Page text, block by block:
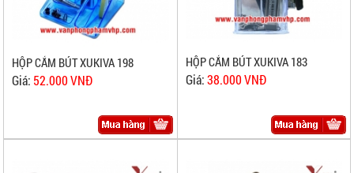
HỘP CẮM BÚT XUKIVA 198
Giá: 52.000 VNĐ
HỘP CẮM BÚT XUKIVA 183
Giá:38.000 VNĐ